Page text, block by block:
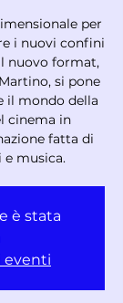
per
i nuovi confini
nuovo format,
si pone
il mondo della
cinema in
fatta di
musica.
è stata
eventi